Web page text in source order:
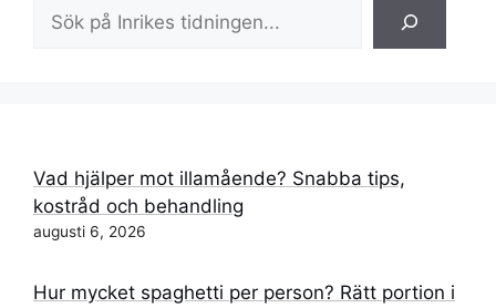
Vad hjälper mot illamående? Snabba tips,
kostråd och behandling
augusti 6, 2026
Hur mycket spaghetti per person? Rätt portion i